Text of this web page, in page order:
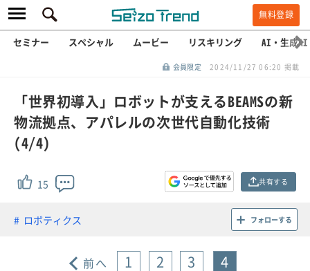
無料登録
セミナー スペシャル ムービー リスキリング AI・生成AI
会員限定 2024/11/27 06:20 掲載
「世界初導入」ロボットが支えるBEAMSの新
物流拠点、アパレルの次世代自動化技術
(4/4)
15 共有する
ロボティクス フォローする
前へ 1 2 3 4